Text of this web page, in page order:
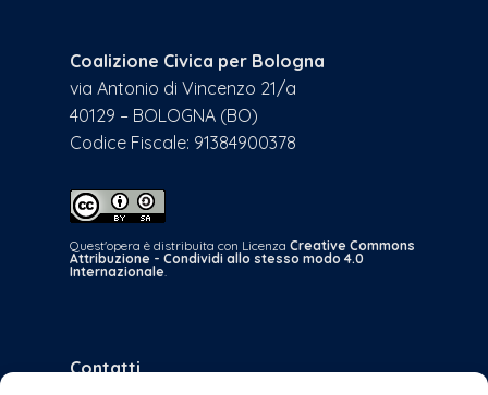
Coalizione Civica per Bologna
via Antonio di Vincenzo 21/a
40129 – BOLOGNA (BO)
Codice Fiscale: 91384900378
Quest'opera è distribuita con Licenza Creative Commons
Attribuzione - Condividi allo stesso modo 4.0
Internazionale.
Contatti